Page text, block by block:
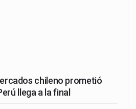
chileno prometió
llega a la final